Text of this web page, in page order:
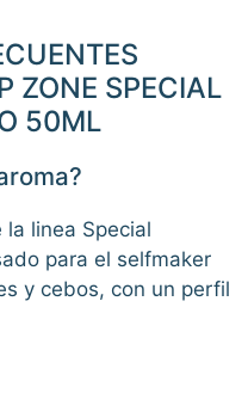
ZONE SPECIAL
50ML
linea Special
para el selfmaker
y cebos, con un perfil